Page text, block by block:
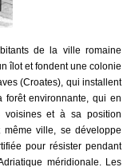
de la ville romaine
îlot et fondent une colonie
(Croates), qui installent
forêt environnante, qui en
voisines et à sa position
ville, se développe
pour résister pendant
méridionale. Les